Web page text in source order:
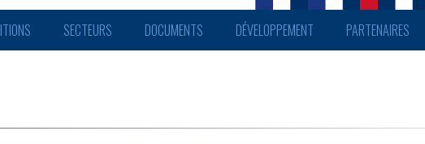
SECTEURS DOCUMENTS DÉVELOPPEMENT PARTENAIRES